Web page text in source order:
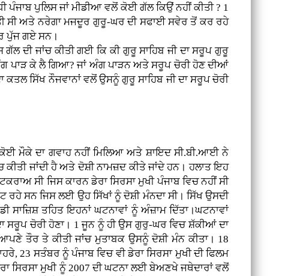
ਪੁਲਿਸ ਜਾਂ ਮੀਡੀਆ ਵਲੋਂ ਕੋਈ ਗੱਲ ਕਿਉਂ ਨਹੀਂ ਕੀਤੀ ? 1
ਸੀ ਅਤੇ ਨਰੇਗਾ ਮਜਦੂਰ ਗੁਰੂ-ਘਰ ਦੀ ਸਫਾਈ ਸਵੇਰ ਤੋਂ ਕਰ ਰਹੇ
ਪੁੱਜ ਗਏ ਸਨ।
ਦੀ ਜਾਂਚ ਕੀਤੀ ਗਈ ਕਿ ਕੀ ਗੁਰੂ ਸਾਹਿਬ ਜੀ ਦਾ ਸਰੂਪ ਗੁਰੂ
ਪਾੜ ਕੇ ਲੈ ਗਿਆ? ਜਾਂ ਅੰਗ ਪਾੜਨ ਅਤੇ ਸਰੂਪ ਚੋਰੀ ਹੋਣ ਦੀਆਂ
ਸਿੱਖ ਨੌਜਵਾਨਾਂ ਵਲੋਂ ਉਸਨੂੰ ਗੁਰੂ ਸਾਹਿਬ ਜੀ ਦਾ ਸਰੂਪ ਚੋਰੀ
ਮੌਕੇ ਦਾ ਗਵਾਹ ਨਹੀਂ ਮਿਲਿਆ ਅਤੇ ਸ਼ਾਇਦ ਸੀ.ਬੀ.ਆਈ ਨੇ
ਜਾਂਦੀ ਹੈ ਅਤੇ ਦੋਸ਼ੀ ਨਾਮਜ਼ਦ ਕੀਤੇ ਜਾਂਦੇ ਹਨ। ਹਲਾਤ ਇਹ
ਸੀ ਜਿਸ ਕਾਰਨ ਡੇਰਾ ਸਿਰਸਾ ਮੁਖੀ ਪੰਜਾਬ ਵਿਚ ਨਹੀਂ ਸੀ
ਸਨ ਜਿਸ ਲਈ ਉਹ ਸਿੱਖਾਂ ਨੂੰ ਦੋਸ਼ੀ ਮੰਨਦਾ ਸੀ। ਸਿੱਖ ਉਸਦੀ
ਸਾਜ਼ਿਸ਼ ਤਹਿਤ ਇਹਨਾਂ ਘਟਨਾਵਾਂ ਨੂੰ ਅੰਜ਼ਾਮ ਦਿੱਤਾ।ਘਟਨਾਵਾਂ
ਸਰੂਪ ਚੋਰੀ ਹੋਣਾ। 1 ਜੂਨ ਨੂੰ ਹੀ ਉਸ ਗੁਰੁ-ਘਰ ਵਿਚ ਸ਼ੱਕੀਆਂ ਦਾ
ਤੌਰ ਤੇ ਕੀਤੀ ਜਾਂਚ ਮੁਤਾਬਕ ਉਸਨੂੰ ਦੋਸ਼ੀ ਮੰਨ ਕੀਤਾ। 18
23 ਸਤੰਬਰ ਨੂੰ ਪੰਜਾਬ ਵਿਚ ਵੀ ਡੇਰਾ ਸਿਰਸਾ ਮੁਖੀ ਦੀ ਫਿਲਮ
ਸਿਰਸਾ ਮੁਖੀ ਨੂੰ 2007 ਦੀ ਘਟਨਾ ਲਈ ਬੇਅਣਖੇ ਜਥੇਦਾਰਾਂ ਵਲੋਂ